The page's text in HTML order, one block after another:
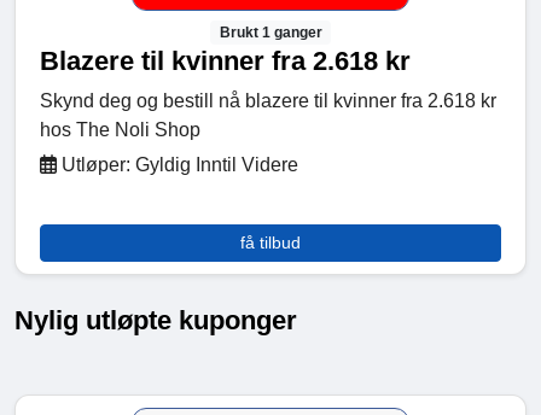
Brukt 1 ganger
Blazere til kvinner fra 2.618 kr
Skynd deg og bestill nå blazere til kvinner fra 2.618 kr
hos The Noli Shop
Utløper: Gyldig Inntil Videre
få tilbud
Nylig utløpte kuponger